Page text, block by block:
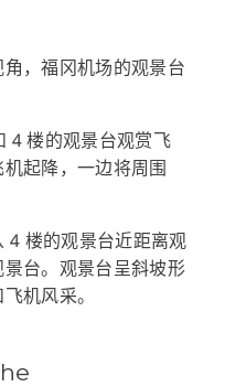
，福冈机场的观景台
4 楼的观景台观赏飞
起降，一边将周围
4 楼的观景台近距离观
台。观景台呈斜坡形
机风采。